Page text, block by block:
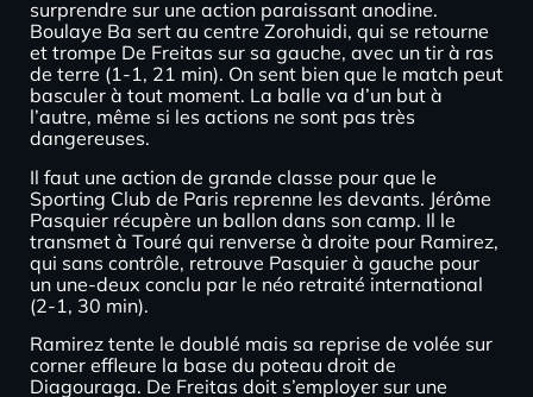
surprendre sur une action paraissant anodine.
Boulaye Ba sert au centre Zorohuidi, qui se retourne
et trompe De Freitas sur sa gauche, avec un tir à ras
de terre (1-1, 21 min). On sent bien que le match peut
basculer à tout moment. La balle va d’un but à
l’autre, même si les actions ne sont pas très
dangereuses.
Il faut une action de grande classe pour que le
Sporting Club de Paris reprenne les devants. Jérôme
Pasquier récupère un ballon dans son camp. Il le
transmet à Touré qui renverse à droite pour Ramirez,
qui sans contrôle, retrouve Pasquier à gauche pour
un une-deux conclu par le néo retraité international
(2-1, 30 min).
Ramirez tente le doublé mais sa reprise de volée sur
corner effleure la base du poteau droit de
Diagouraga. De Freitas doit s’employer sur une